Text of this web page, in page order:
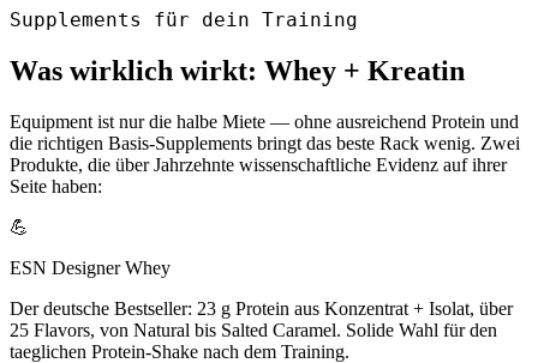
Supplements für dein Training
Was wirklich wirkt: Whey + Kreatin
Equipment ist nur die halbe Miete — ohne ausreichend Protein und
die richtigen Basis-Supplements bringt das beste Rack wenig. Zwei
Produkte, die über Jahrzehnte wissenschaftliche Evidenz auf ihrer
Seite haben:
💪
ESN Designer Whey
Der deutsche Bestseller: 23 g Protein aus Konzentrat + Isolat, über
25 Flavors, von Natural bis Salted Caramel. Solide Wahl für den
taeglichen Protein-Shake nach dem Training.